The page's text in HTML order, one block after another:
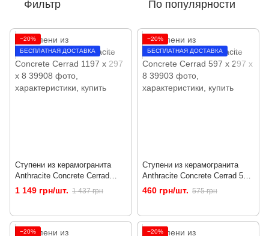
Фильтр По популярности
−20%
БЕСПЛАТНАЯ ДОСТАВКА
Ступени из керамогранита
Anthracite Concrete Cerrad
1197 x 297 x 8
1 149 грн/шт. 1 437 грн
−20%
БЕСПЛАТНАЯ ДОСТАВКА
Ступени из керамогранита
Anthracite Concrete Cerrad 597
x 297 x 8
460 грн/шт. 575 грн
−20%
−20%